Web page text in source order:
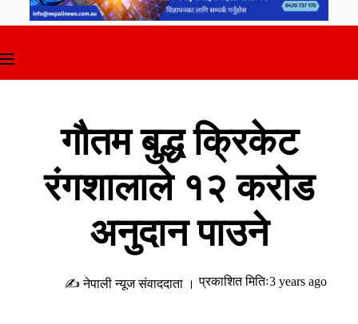
गौतम बुद्ध क्रिकेट
रंगशालाले १२ करोड
अनुदान पाउने
✍ नेपाली न्यूज संवाददाता । प्रकाशित मितिः3 years ago